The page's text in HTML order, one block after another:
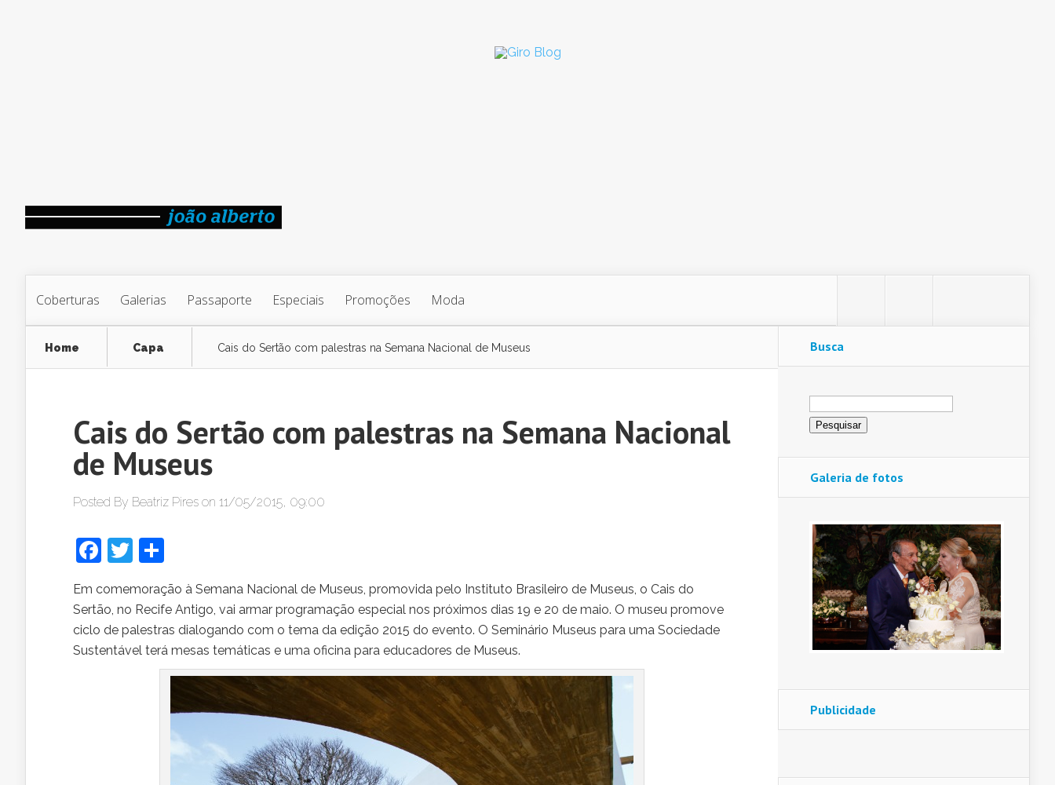
Coberturas Galerias Passaporte Especiais Promoções Moda
Home Capa Cais do Sertão com palestras na Semana Nacional de Museus
Cais do Sertão com palestras na Semana Nacional
de Museus
Posted By Beatriz Pires on 11/05/2015, 09:00
Facebook
Twitter
Em comemoração à Semana Nacional de Museus, promovida pelo Instituto Brasileiro de Museus, o Cais do
Sertão, no Recife Antigo, vai armar programação especial nos próximos dias 19 e 20 de maio. O museu promove
ciclo de palestras dialogando com o tema da edição 2015 do evento. O Seminário Museus para uma Sociedade
Sustentável terá mesas temáticas e uma oficina para educadores de Museus.
Busca
Pesquisar
por:
Galeria de fotos
Publicidade